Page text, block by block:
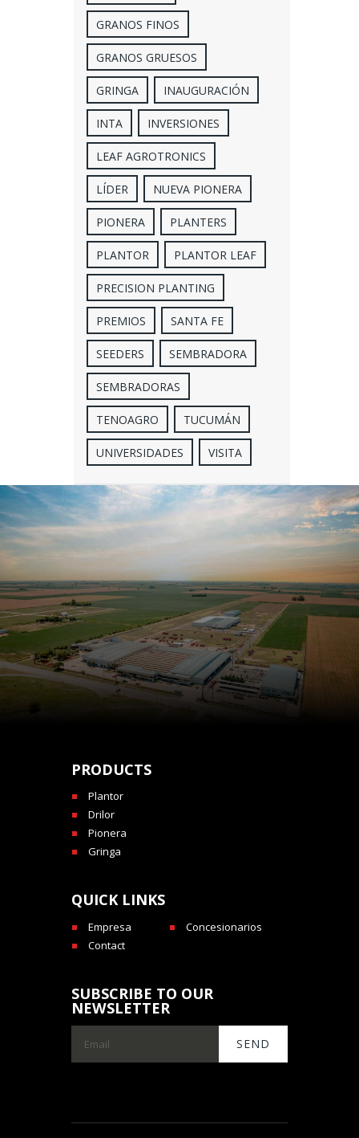
GRANOS FINOS
GRANOS GRUESOS
GRINGA INAUGURACIÓN
INTA INVERSIONES
LEAF AGROTRONICS
LÍDER NUEVA PIONERA
PIONERA PLANTERS
PLANTOR PLANTOR LEAF
PRECISION PLANTING
PREMIOS SANTA FE
SEEDERS SEMBRADORA
SEMBRADORAS
TENOAGRO TUCUMÁN
UNIVERSIDADES VISITA
PRODUCTS
Plantor
Drilor
Pionera
Gringa
QUICK LINKS
Empresa
Concesionarios
Contact
SUBSCRIBE TO OUR
NEWSLETTER